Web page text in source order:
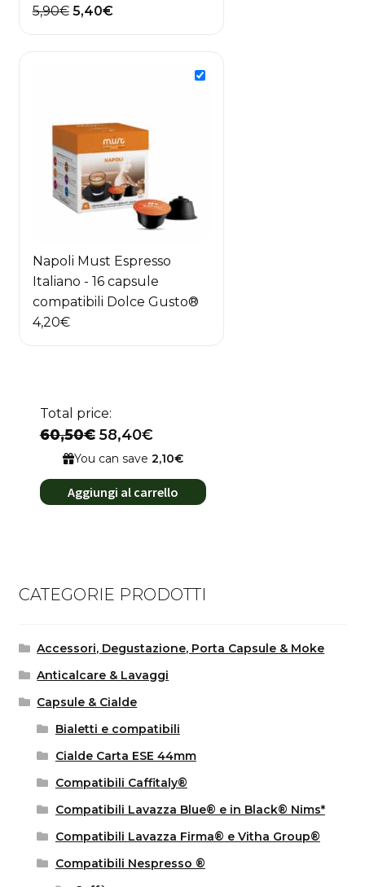
5,90€ Il
5,40€Il
Napoli Must Espresso
Italiano - 16 capsule
compatibili Dolce Gusto®
4,20€
Total price:
60,50€ 58,40€
You can save 2,10€
Aggiungi al carrello
CATEGORIE PRODOTTI
Accessori, Degustazione, Porta Capsule & Moke
Anticalcare & Lavaggi
Capsule & Cialde
Bialetti e compatibili
Cialde Carta ESE 44mm
Compatibili Caffitaly®
Compatibili Lavazza Blue® e in Black® Nims*
Compatibili Lavazza Firma® e Vitha Group®
Compatibili Nespresso ®